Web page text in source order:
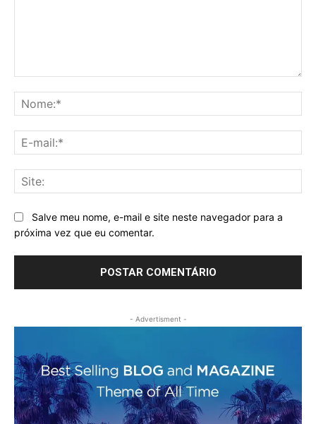
Salve meu nome, e-mail e site neste navegador para a
próxima vez que eu comentar.
- Advertisment -